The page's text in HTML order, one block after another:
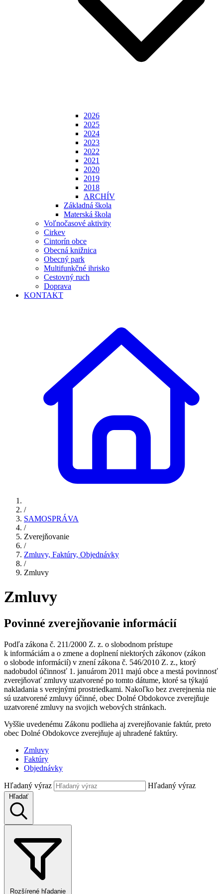
2026
2025
2024
2023
2022
2021
2020
2019
2018
ARCHÍV
Základná škola
Materská škola
Voľnočasové aktivity
Cirkev
Cintorín obce
Obecná knižnica
Obecný park
Multifunkčné ihrisko
Cestovný ruch
Doprava
KONTAKT
/
SAMOSPRÁVA
/
Zverejňovanie
/
Zmluvy, Faktúry, Objednávky
/
Zmluvy
Zmluvy
Povinné zverejňovanie informácií
Podľa zákona č. 211/2000 Z. z. o slobodnom prístupe
k informáciám a o zmene a doplnení niektorých zákonov (zákon
o slobode informácií) v znení zákona č. 546/2010 Z. z., ktorý
nadobudol účinnosť 1. januárom 2011 majú obce a mestá povinnosť
zverejňovať zmluvy uzatvorené po tomto dátume, ktoré sa týkajú
nakladania s verejnými prostriedkami. Nakoľko bez zverejnenia nie
sú uzatvorené zmluvy účinné, obec Dolné Obdokovce zverejňuje
uzatvorené zmluvy na svojich webových stránkach.
Vyššie uvedenému Zákonu podlieha aj zverejňovanie faktúr, preto
obec Dolné Obdokovce zverejňuje aj uhradené faktúry.
Zmluvy
Faktúry
Objednávky
Hľadaný výraz Hľadaný výraz
Hľadať
Rozšírené hľadanie